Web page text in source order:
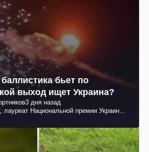
бьет по
выход ищет Украина?
3 дня назад
лауреат Национальной премии Украины